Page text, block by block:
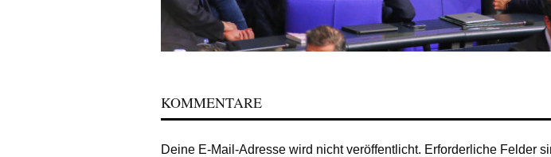
KOMMENTARE
Deine E-Mail-Adresse wird nicht veröffentlicht. Erforderliche Felder